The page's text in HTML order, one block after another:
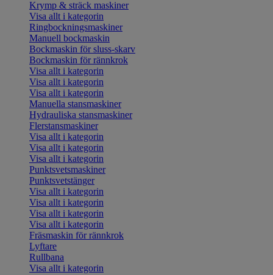
Krymp & sträck maskiner
Visa allt i kategorin
Ringbockningsmaskiner
Manuell bockmaskin
Bockmaskin för sluss-skarv
Bockmaskin för rännkrok
Visa allt i kategorin
Visa allt i kategorin
Visa allt i kategorin
Manuella stansmaskiner
Hydrauliska stansmaskiner
Flerstansmaskiner
Visa allt i kategorin
Visa allt i kategorin
Visa allt i kategorin
Punktsvetsmaskiner
Punktsvetstänger
Visa allt i kategorin
Visa allt i kategorin
Visa allt i kategorin
Visa allt i kategorin
Fräsmaskin för rännkrok
Lyftare
Rullbana
Visa allt i kategorin